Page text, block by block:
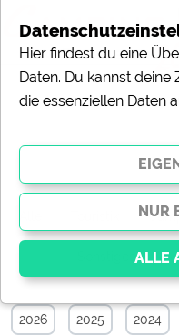
2026 2025 2024
Hier findest du eine
Daten. Du kannst
die essenziellen Daten
Essenziell